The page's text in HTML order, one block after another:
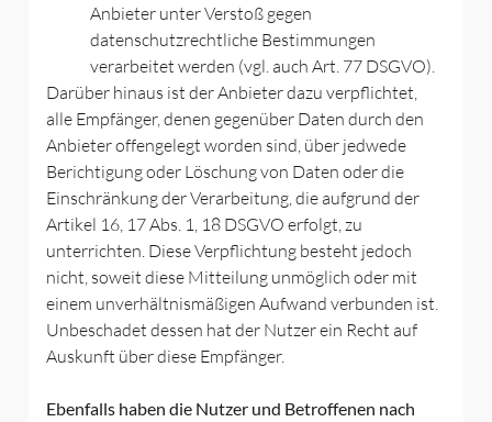
Anbieter unter Verstoß gegen
datenschutzrechtliche Bestimmungen
verarbeitet werden (vgl. auch Art. 77 DSGVO).
Darüber hinaus ist der Anbieter dazu verpflichtet,
alle Empfänger, denen gegenüber Daten durch den
Anbieter offengelegt worden sind, über jedwede
Berichtigung oder Löschung von Daten oder die
Einschränkung der Verarbeitung, die aufgrund der
Artikel 16, 17 Abs. 1, 18 DSGVO erfolgt, zu
unterrichten. Diese Verpflichtung besteht jedoch
nicht, soweit diese Mitteilung unmöglich oder mit
einem unverhältnismäßigen Aufwand verbunden ist.
Unbeschadet dessen hat der Nutzer ein Recht auf
Auskunft über diese Empfänger.
Ebenfalls haben die Nutzer und Betroffenen nach